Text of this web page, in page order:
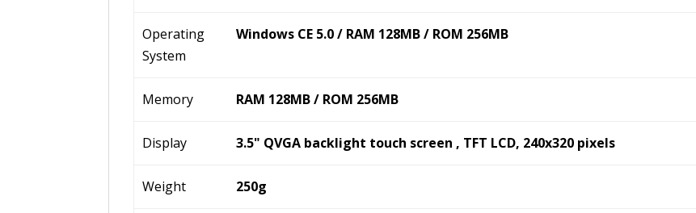
Operating
System
Windows CE 5.0 / RAM 128MB / ROM 256MB
Memory RAM 128MB / ROM 256MB
Display 3.5" QVGA backlight touch screen , TFT LCD, 240x320 pixels
Weight 250g